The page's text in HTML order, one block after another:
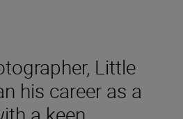
Little
his career as a